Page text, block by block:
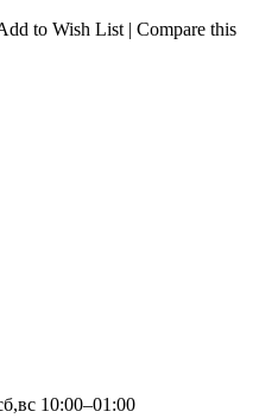
to Wish List | Compare this
10:00–01:00